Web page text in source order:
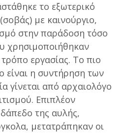
το εξωτερικό
με καινούργιο,
στην παράδοση τόσο
χρησιμοποιήθηκαν
εργασίας. Το πιο
είναι η συντήρηση των
γίνεται από αρχαιολόγο
Επιπλέον
της αυλής,
μετατράπηκαν οι